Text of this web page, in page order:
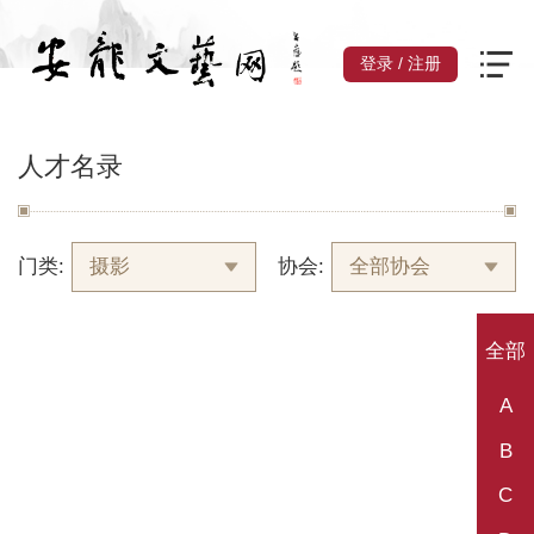
登录 / 注册
人才名录
门类: 摄影 协会: 全部协会
全部
A
B
C